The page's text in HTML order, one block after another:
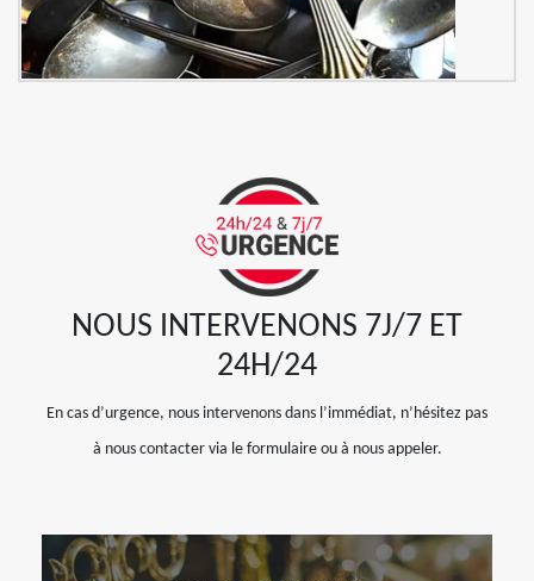
NOUS INTERVENONS 7J/7 ET
24H/24
En cas d’urgence, nous intervenons dans l’immédiat, n’hésitez pas
à nous contacter via le formulaire ou à nous appeler.